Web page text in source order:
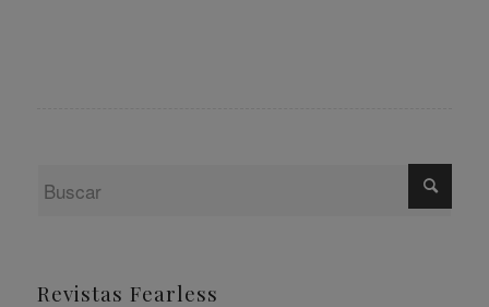
Revistas Fearless